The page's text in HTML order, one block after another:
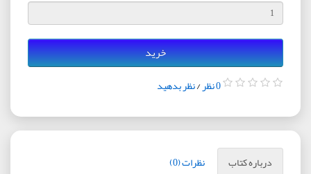
خرید
0 نظر /نظر بدهید
درباره کتاب نظرات (0)